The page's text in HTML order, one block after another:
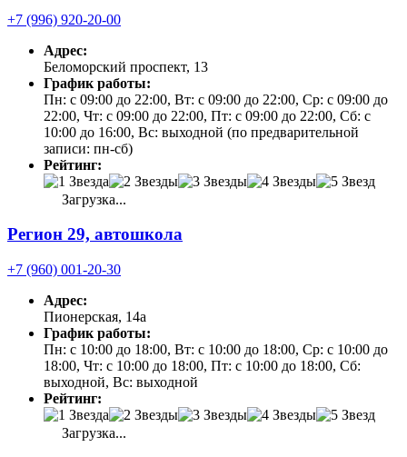
+7 (996) 920-20-00
Адрес:
Беломорский проспект, 13
График работы:
Пн: с 09:00 до 22:00, Вт: с 09:00 до 22:00, Ср: с 09:00 до
22:00, Чт: с 09:00 до 22:00, Пт: с 09:00 до 22:00, Сб: с
10:00 до 16:00, Вс: выходной (по предварительной
записи: пн-сб)
Рейтинг:
Загрузка...
Регион 29, автошкола
+7 (960) 001-20-30
Адрес:
Пионерская, 14а
График работы:
Пн: с 10:00 до 18:00, Вт: с 10:00 до 18:00, Ср: с 10:00 до
18:00, Чт: с 10:00 до 18:00, Пт: с 10:00 до 18:00, Сб:
выходной, Вс: выходной
Рейтинг:
Загрузка...